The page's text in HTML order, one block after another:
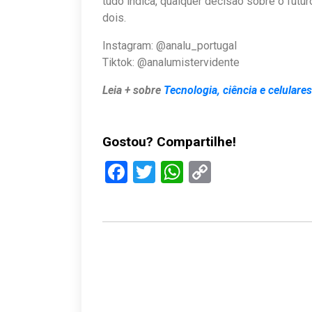
dois.
Instagram: @analu_portugal
Tiktok: @analumistervidente
Leia + sobre Tecnologia, ciência e celulares
Gostou? Compartilhe!
Facebook
TwitterWhatsApp